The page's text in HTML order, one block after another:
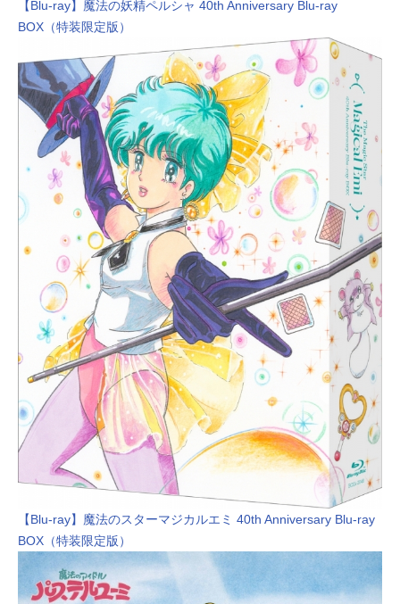
【Blu-ray】魔法の妖精ペルシャ 40th Anniversary Blu-ray
BOX（特装限定版）
【Blu-ray】魔法のスターマジカルエミ 40th Anniversary Blu-ray
BOX（特装限定版）